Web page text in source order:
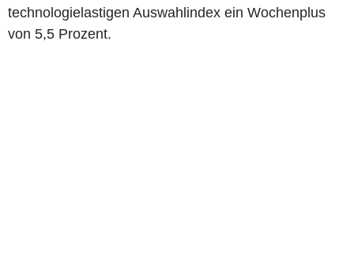
technologielastigen Auswahlindex ein Wochenplus
von 5,5 Prozent.